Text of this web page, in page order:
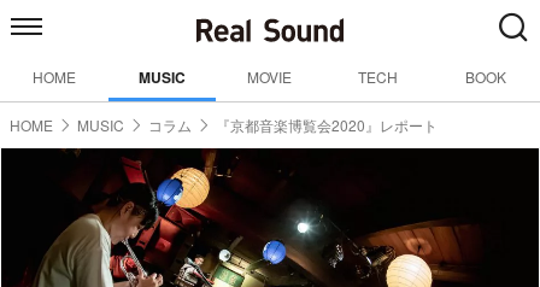
HOME MUSIC MOVIE TECH BOOK
HOME MUSIC コラム 『京都音楽博覧会2020』レポート